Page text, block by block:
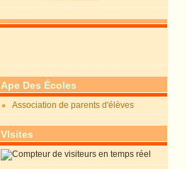
Ape Des Écoles
Association de parents d'élèves
VIsites